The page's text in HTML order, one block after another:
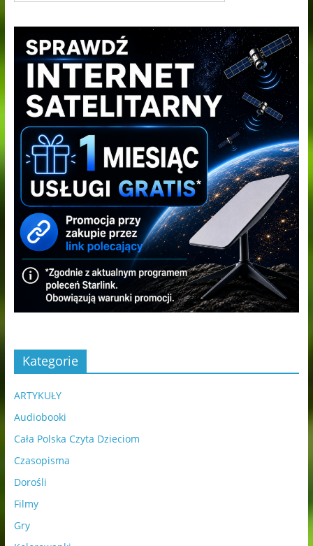
Kategorie
ARTYKUŁY
Audiobooki
Cała Polska Czyta Dzieciom
Czasopisma
Dorośli
Filmy
Gry